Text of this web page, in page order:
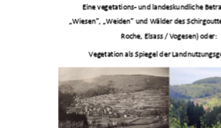
Eine vegetations- und landeskundliche Betr
„Wiesen“, „Weiden“ und W‰lder des Schirgout
Roche, Elsass / Vogesen) oder:
Vegetation als Spiegel der Landnutzungs